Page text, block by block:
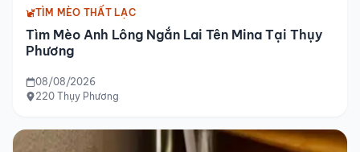
TÌM MÈO THẤT LẠC
Tìm Mèo Anh Lông Ngắn Lai Tên Mina Tại Thụy
Phương
08/08/2026
220 Thụy Phương